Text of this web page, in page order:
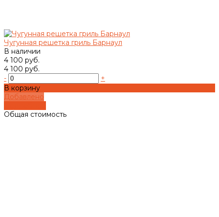
Чугунная решетка гриль Барнаул
В наличии
4 100 руб.
4 100 руб.
-
+
В корзину
Добавлено
Общая стоимость